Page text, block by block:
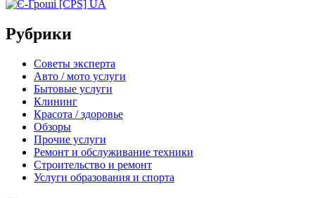
Рубрики
Советы эксперта
Авто / мото услуги
Бытовые услуги
Клининг
Красота / здоровье
Обзоры
Прочие услуги
Ремонт и обслуживание техники
Строительство и ремонт
Услуги образования и спорта